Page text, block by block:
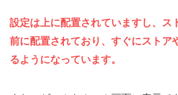
設定は上に配置されていますし、ス
前に配置されており、すぐにストア
るようになっています。